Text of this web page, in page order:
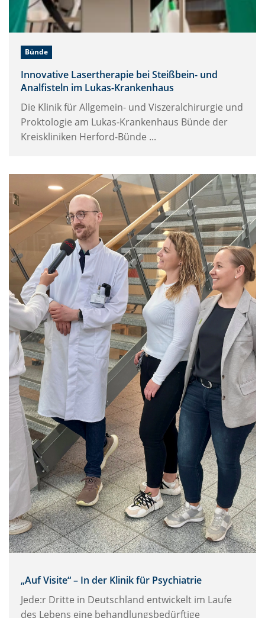
Bünde
Innovative Lasertherapie bei Steißbein- und
Analfisteln im Lukas-Krankenhaus
Die Klinik für Allgemein- und Viszeralchirurgie und
Proktologie am Lukas-Krankenhaus Bünde der
Kreiskliniken Herford-Bünde ...
„Auf Visite“ – In der Klinik für Psychiatrie
Jede:r Dritte in Deutschland entwickelt im Laufe
des Lebens eine behandlungsbedürftige